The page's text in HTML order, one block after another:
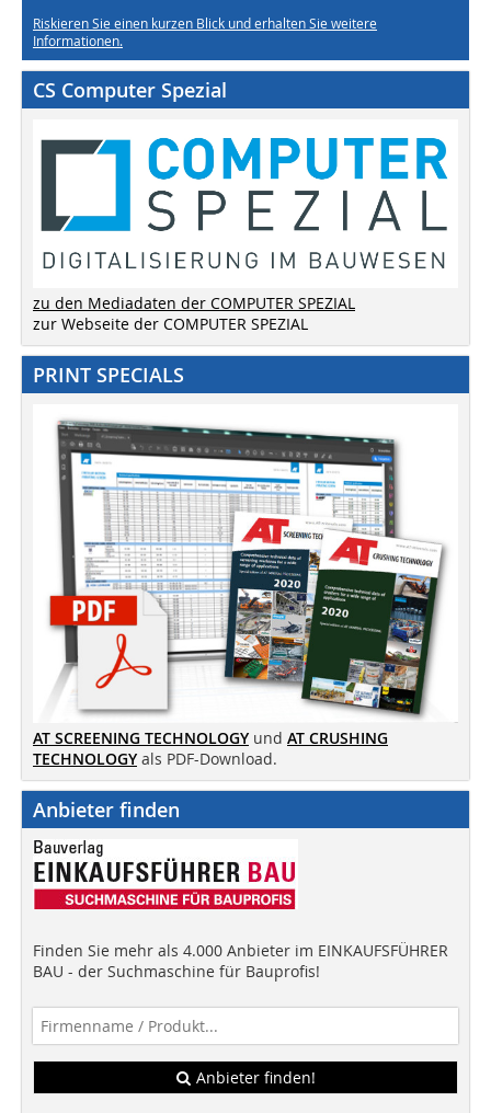
Riskieren Sie einen kurzen Blick und erhalten Sie weitere
Informationen.
CS Computer Spezial
zu den Mediadaten der COMPUTER SPEZIAL
zur Webseite der COMPUTER SPEZIAL
PRINT SPECIALS
AT SCREENING TECHNOLOGY und AT CRUSHING
TECHNOLOGY als PDF-Download.
Anbieter finden
Finden Sie mehr als 4.000 Anbieter im EINKAUFSFÜHRER
BAU - der Suchmaschine für Bauprofis!
Anbieter finden!